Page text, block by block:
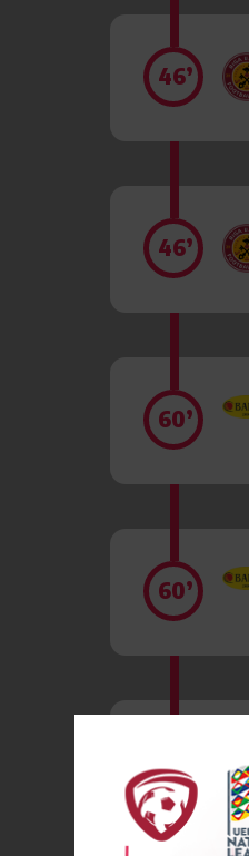
46’
46’
60’
60’
63’